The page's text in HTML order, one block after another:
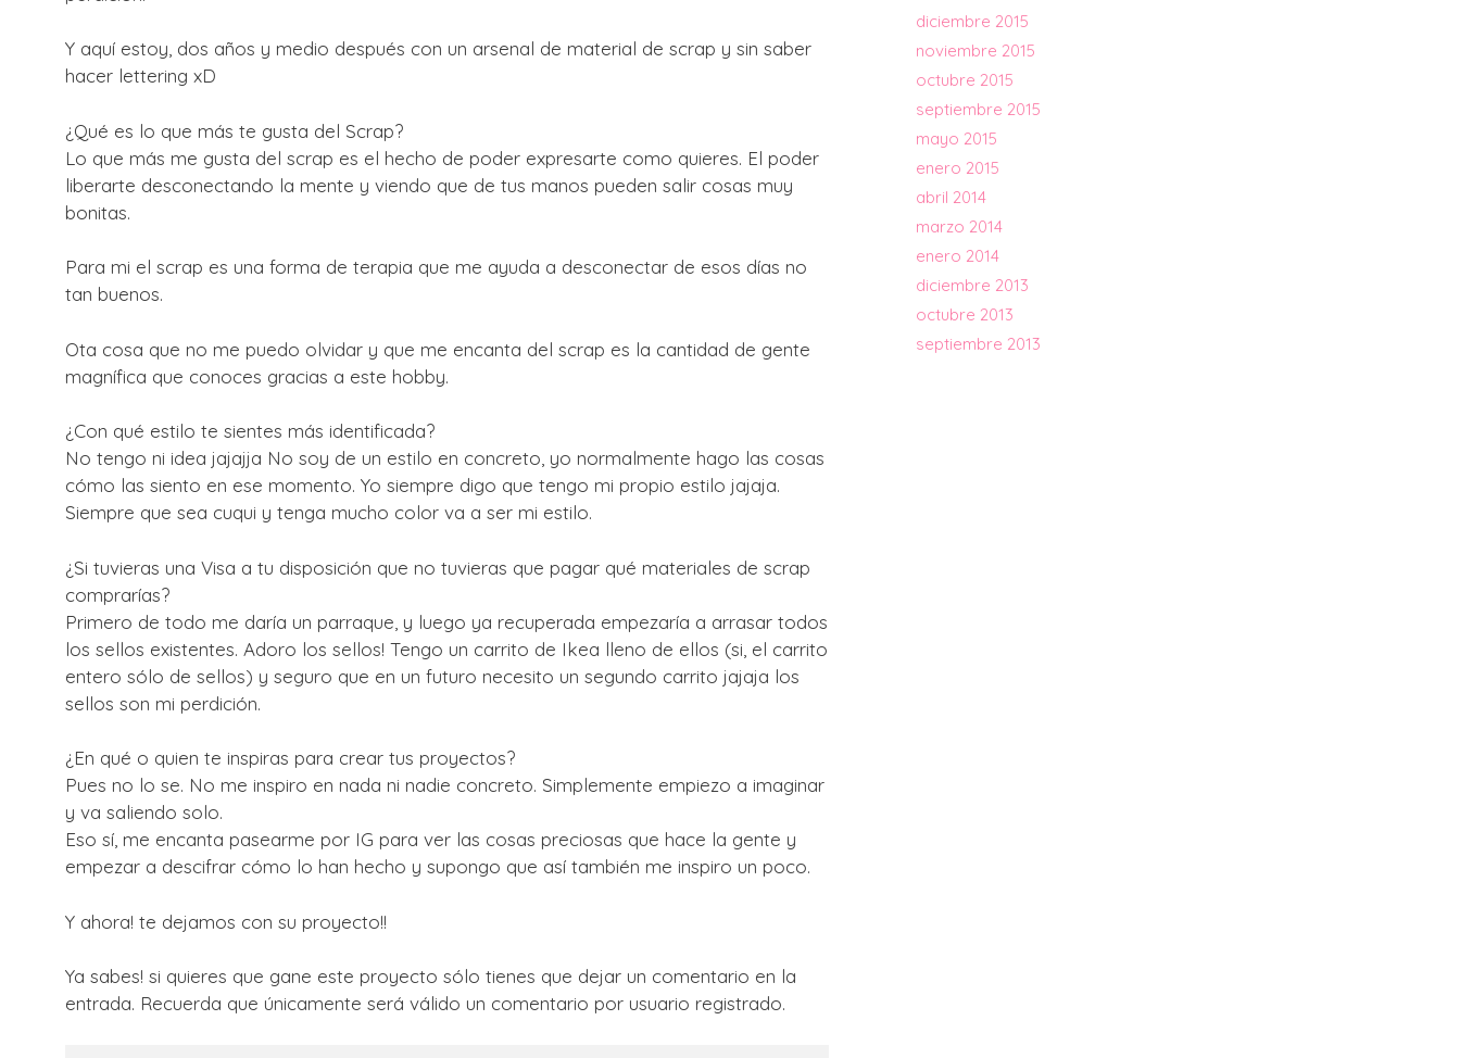
Y aquí estoy, dos años y medio después con un arsenal de material de scrap y sin saber
hacer lettering xD
¿Qué es lo que más te gusta del Scrap?
Lo que más me gusta del scrap es el hecho de poder expresarte como quieres. El poder
liberarte desconectando la mente y viendo que de tus manos pueden salir cosas muy
bonitas.
Para mi el scrap es una forma de terapia que me ayuda a desconectar de esos días no
tan buenos.
Ota cosa que no me puedo olvidar y que me encanta del scrap es la cantidad de gente
magnífica que conoces gracias a este hobby.
¿Con qué estilo te sientes más identificada?
No tengo ni idea jajajja No soy de un estilo en concreto, yo normalmente hago las cosas
cómo las siento en ese momento. Yo siempre digo que tengo mi propio estilo jajaja.
Siempre que sea cuqui y tenga mucho color va a ser mi estilo.
¿Si tuvieras una Visa a tu disposición que no tuvieras que pagar qué materiales de scrap
comprarías?
Primero de todo me daría un parraque, y luego ya recuperada empezaría a arrasar todos
los sellos existentes. Adoro los sellos! Tengo un carrito de Ikea lleno de ellos (si, el carrito
entero sólo de sellos) y seguro que en un futuro necesito un segundo carrito jajaja los
sellos son mi perdición.
¿En qué o quien te inspiras para crear tus proyectos?
Pues no lo se. No me inspiro en nada ni nadie concreto. Simplemente empiezo a imaginar
y va saliendo solo.
Eso sí, me encanta pasearme por IG para ver las cosas preciosas que hace la gente y
empezar a descifrar cómo lo han hecho y supongo que así también me inspiro un poco.
Y ahora! te dejamos con su proyecto!!
Ya sabes! si quieres que gane este proyecto sólo tienes que dejar un comentario en la
entrada. Recuerda que únicamente será válido un comentario por usuario registrado.
diciembre 2015
noviembre 2015
octubre 2015
septiembre 2015
mayo 2015
enero 2015
abril 2014
marzo 2014
enero 2014
diciembre 2013
octubre 2013
septiembre 2013